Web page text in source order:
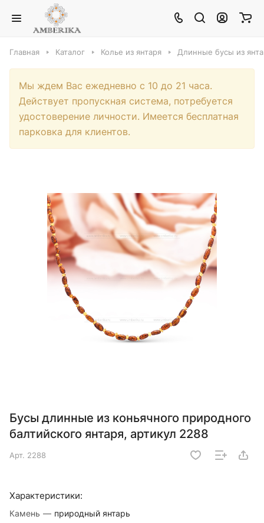
Главная Каталог Колье из янтаря Длинные бусы из
Мы ждем Вас ежедневно с 10 до 21 часа.
Действует пропускная система, потребуется
удостоверение личности. Имеется бесплатная
парковка для клиентов.
Бусы длинные из коньячного природного
балтийского янтаря, артикул 2288
Арт. 2288
Характеристики:
Камень — природный янтарь